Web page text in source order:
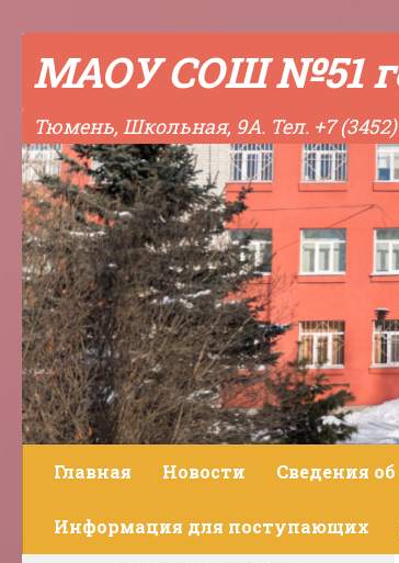
Skip to content
МАОУ СОШ №51
Тюмень, Школьная, 9А. Тел. +7 (3452)
Главная Новости Сведения
Информация для поступающих